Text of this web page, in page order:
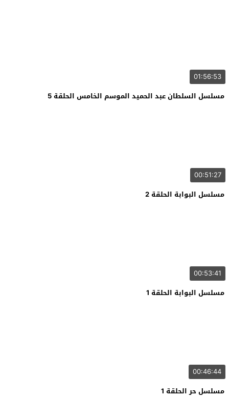
01:56:53
مسلسل السلطان عبد الحميد الموسم الخامس الحلقة 5
00:51:27
مسلسل البوابة الحلقة 2
00:53:41
مسلسل البوابة الحلقة 1
00:46:44
مسلسل حر الحلقة 1